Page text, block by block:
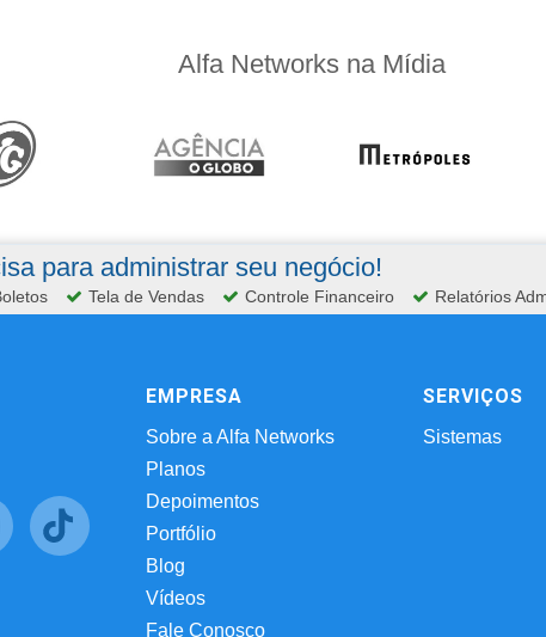
Alfa Networks na Mídia
para administrar seu negócio!
Tela de Vendas Controle Financeiro Relatórios
EMPRESA
Sobre a Alfa Networks
Planos
Depoimentos
Portfólio
Blog
Vídeos
Fale Conosco
SERVIÇOS
Sistemas